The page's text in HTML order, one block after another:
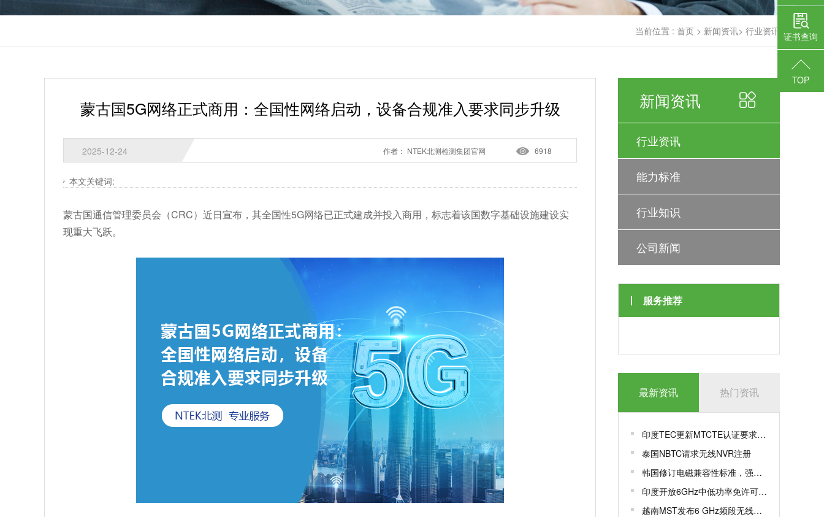
当前位置 : 首页 > 新闻资讯> 行业资讯
新闻资讯
行业资讯
能力标准
行业知识
公司新闻
服务推荐
最新资讯 热门资讯
印度TEC更新MTCTE认证要求，豁免特定LAN交换机测试参数
泰国NBTC请求无线NVR注册
韩国修订电磁兼容性标准，强化关键设施抗干扰能力
印度开放6GHz中低功率免许可频段，加速无线网络创新与应用
越南MST发布6 GHz频段无线接入设备
蒙古国5G网络正式商用：全国性网络启动，设备合规准入要求同步升级
2025-12-24 6918
作者： NTEK北测检测集团官网
本文关键词:
蒙古国通信管理委员会（CRC）近日宣布，其全国性5G网络已正式建成并投入商用，标志着该国数字基础设施建设实
现重大飞跃。
证书查询
TOP